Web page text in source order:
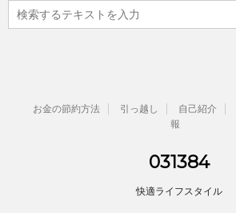
お金の節約方法 引っ越し 自己紹介
報
031384
快適ライフスタイル